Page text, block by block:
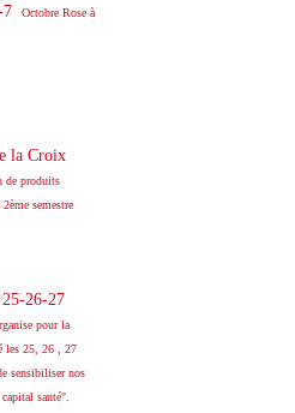
7
Octobre Rose à
la Croix
de produits
semestre
26-27
pour la
les 25, 26 , 27
sensibiliser nos
santé".